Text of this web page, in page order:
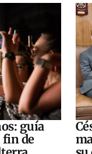
guía
fin de